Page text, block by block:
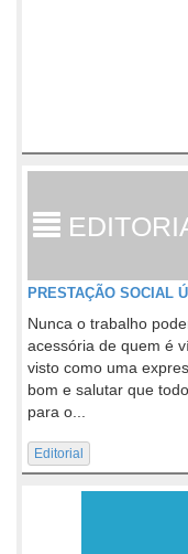
PRESTAÇÃO SOCIAL
Nunca o trabalho
acessória de quem é
visto como uma
bom e salutar que
para o...
Editorial